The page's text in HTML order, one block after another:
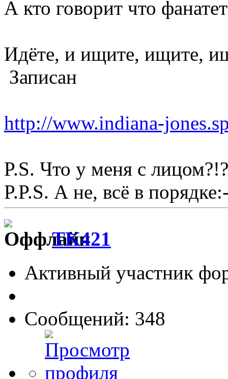
А кто говорит что
Идёте, и ищите, ищите,
Записан
http://www.indiana-
P.S. Что у меня с
P.P.S. А не, всё в
TK421
Активный участник
Сообщений: 348